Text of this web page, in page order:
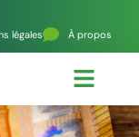
légales À propos